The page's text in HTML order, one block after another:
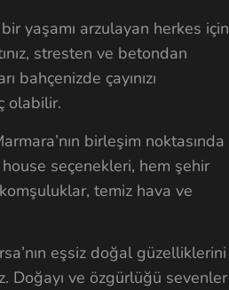
yaşamı arzulayan herkes için
stresten ve betondan
bahçenizde çayınızı
olabilir.
birleşim noktasında
seçenekleri, hem şehir
temiz hava ve
eşsiz doğal güzelliklerini
Doğayı ve özgürlüğü sevenler